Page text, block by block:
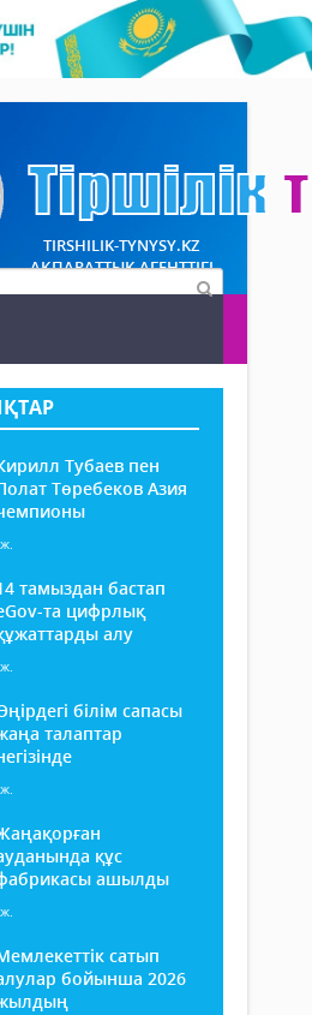
TIRSHILIK-TYNYSY.KZ
АҚПАРАТТЫҚ АГЕНТТІГІ
Тубаев пен
Төребеков Азия
тамыздан бастап
та цифрлық
алу
білім сапасы
талаптар
құс
ашылды
сатып
бойынша 2026